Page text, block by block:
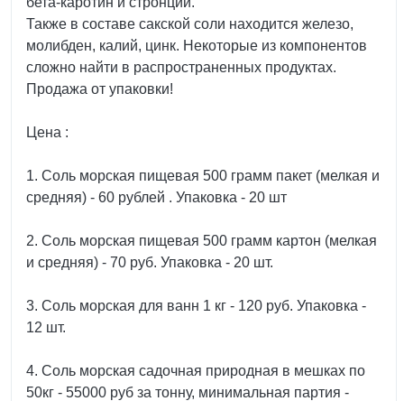
Также в составе сакской соли находится железо,
молибден, калий, цинк. Некоторые из компонентов
сложно найти в распространенных продуктах.
Продажа от упаковки!
Цена :
1. Соль морская пищевая 500 грамм пакет (мелкая и
средняя) - 60 рублей . Упаковка - 20 шт
2. Соль морская пищевая 500 грамм картон (мелкая
и средняя) - 70 руб. Упаковка - 20 шт.
3. Соль морская для ванн 1 кг - 120 руб. Упаковка -
12 шт.
4. Соль морская садочная природная в мешках по
50кг - 55000 руб за тонну, минимальная партия -